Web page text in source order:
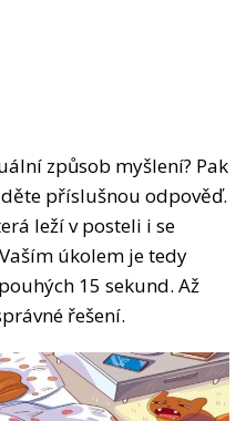
způsob myšlení? Pak
příslušnou odpověď.
leží v posteli i se
úkolem je tedy
15 sekund. Až
řešení.